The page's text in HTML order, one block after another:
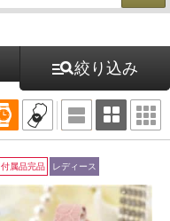
絞り込み
付属品完品 レディース